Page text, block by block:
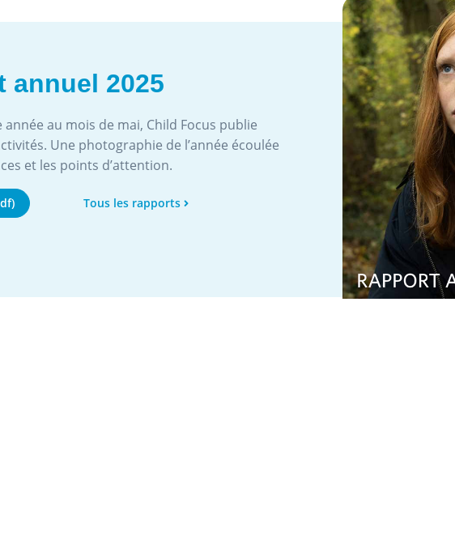
annuel 2025
année au mois de mai, Child Focus publie
Une photographie de l’année écoulée
et les points d’attention.
Tous les rapports